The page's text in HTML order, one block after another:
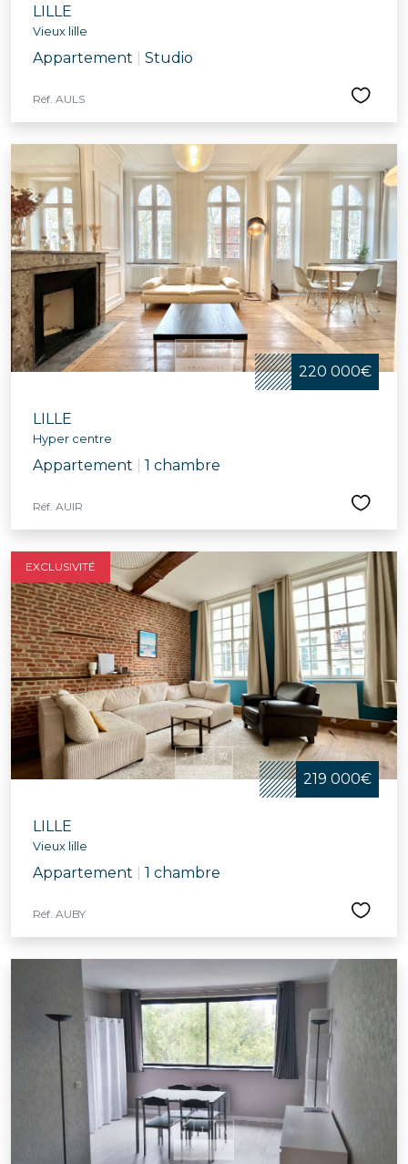
LILLE
Vieux lille
Appartement Studio
Réf. AULS
220 000€
LILLE
Hyper centre
Appartement 1 chambre
Réf. AUIR
EXCLUSIVITÉ
219 000€
LILLE
Vieux lille
Appartement 1 chambre
Réf. AUBY